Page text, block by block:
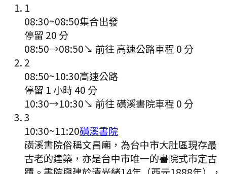
1
08:30~08:50集合出發
停留 20 分
08:50→08:50↘ 前往 高速公路車程 0 分
2
08:50~10:30高速公路
停留 1 小時 40 分
10:30→10:30↘ 前往磺溪書院車程 0 分
3
10:30~11:20磺溪書院
磺溪書院俗稱文昌廟，為台中市大肚區現存最
古老的建築，亦是台中市唯一的書院式市定古